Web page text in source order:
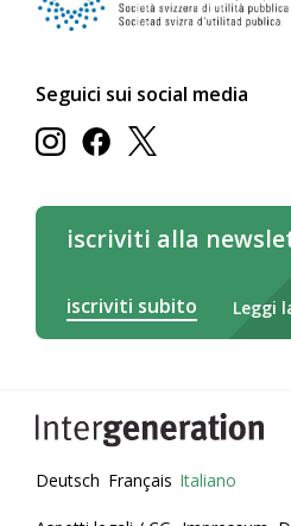
Seguici sui social media
iscriviti alla
iscriviti subito Leggi
Deutsch Français Italiano